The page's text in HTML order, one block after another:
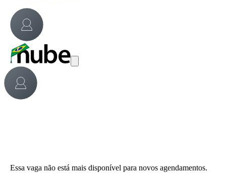
Essa vaga não está mais disponível para novos agendamentos.